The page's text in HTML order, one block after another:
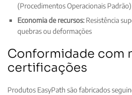
(Procedimentos Operacionais Padrão)
Economia de recursos: Resistência
quebras ou deformações
Conformidade com
certificações
Produtos EasyPath são fabricados